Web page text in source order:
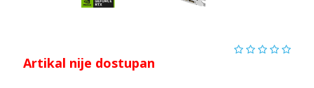
Artikal nije dostupan